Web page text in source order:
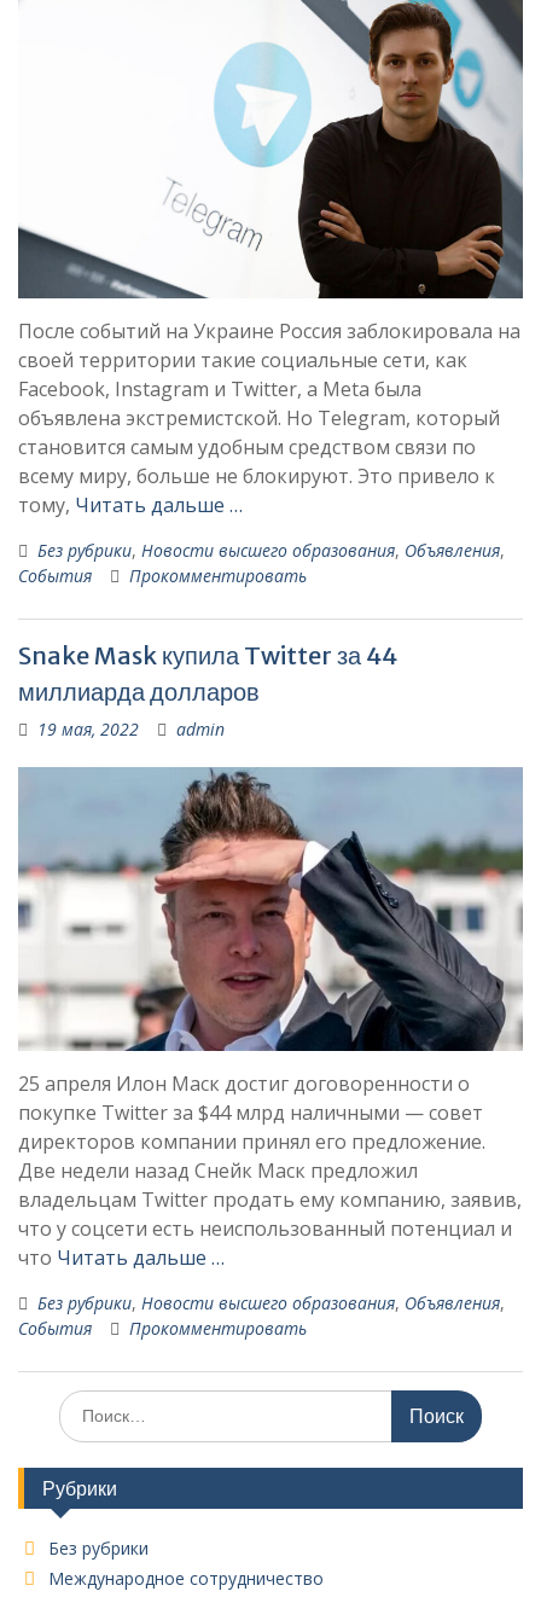
После событий на Украине Россия заблокировала на
своей территории такие социальные сети, как
Facebook, Instagram и Twitter, а Meta была
объявлена ​​экстремистской. Но Telegram, который
становится самым удобным средством связи по
всему миру, больше не блокируют. Это привело к
тому, Читать дальше …
Без рубрики, Новости высшего образования, Объявления,
События
Прокомментировать
Snake Mask купила Twitter за 44
миллиарда долларов
19 мая, 2022 admin
25 апреля Илон Маск достиг договоренности о
покупке Twitter за $44 млрд наличными — совет
директоров компании принял его предложение.
Две недели назад Снейк Маск предложил
владельцам Twitter продать ему компанию, заявив,
что у соцсети есть неиспользованный потенциал и
что Читать дальше …
Без рубрики, Новости высшего образования, Объявления,
События
Прокомментировать
Поиск
по:
Рубрики
Без рубрики
Международное сотрудничество